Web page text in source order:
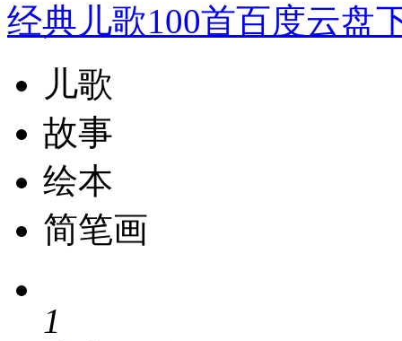
经典儿歌100首百度云盘
儿歌
故事
绘本
简笔画
1